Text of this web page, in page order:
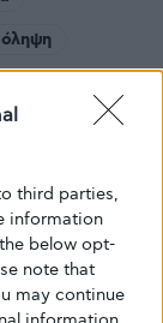
third parties,
information
below opt-
note that
may continue